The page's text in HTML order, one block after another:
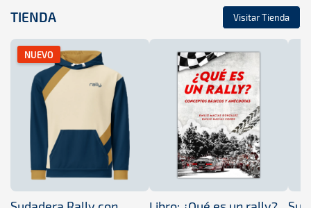
TIENDA Visitar Tienda
NUEVO